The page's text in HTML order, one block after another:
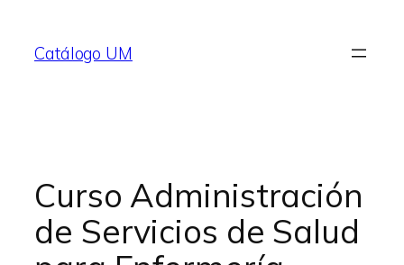
contenido
Catálogo UM
Curso Administración
de Servicios de Salud